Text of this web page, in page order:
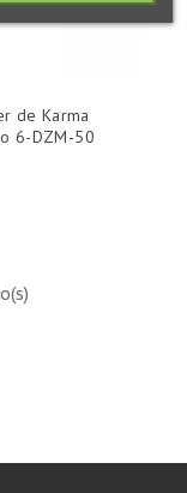
de Karma
6-DZM-50